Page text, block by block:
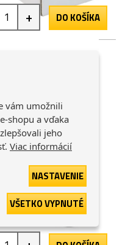
+ DO KOŠÍKA
Coated Paper,
130 g/m2, papír,
tiskárny, rol
vám umožnili
shopu a vďaka
jeho
Viac informácií
NASTAVENIE
VŠETKO VYPNUTÉ